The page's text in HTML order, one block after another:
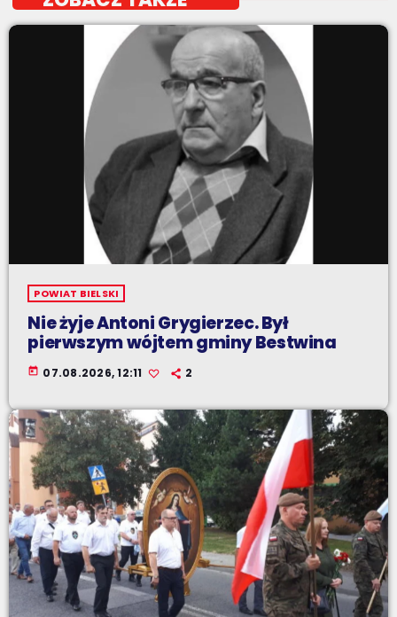
POWIAT BIELSKI
Nie żyje Antoni Grygierzec. Był
pierwszym wójtem gminy Bestwina
today 07.08.2026, 12:11 2